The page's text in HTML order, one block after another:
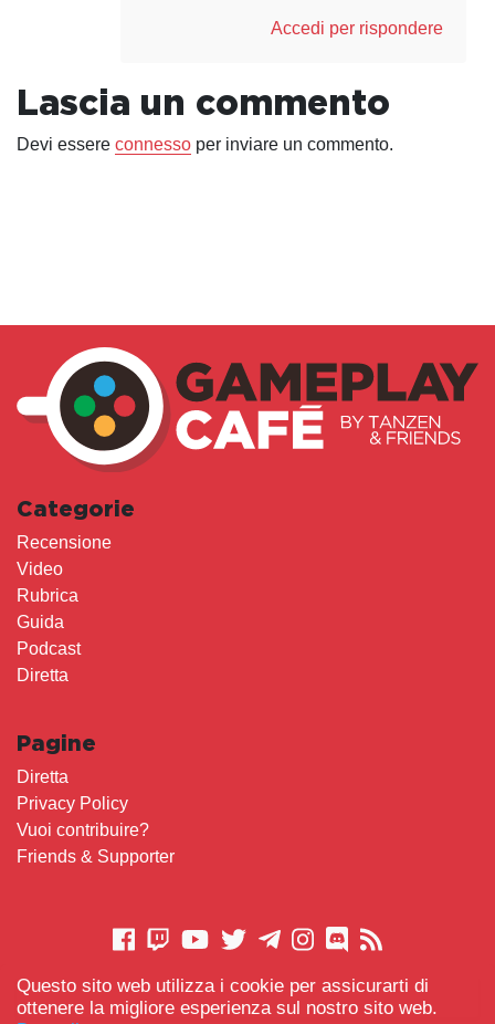
Questo sito web utilizza i cookie per assicurarti di
ottenere la migliore esperienza sul nostro sito web.
Accedi per rispondere
Lascia un commento
Devi essere connesso per inviare un commento.
Categorie
Recensione
Video
Rubrica
Guida
Podcast
Diretta
Pagine
Diretta
Privacy Policy
Vuoi contribuire?
Friends & Supporter
CONTATTACI